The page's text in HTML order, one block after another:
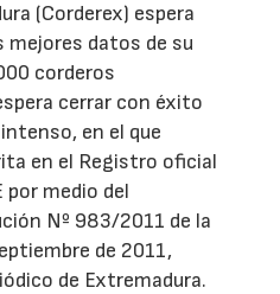
(Corderex) espera
mejores datos de su
corderos
cerrar con éxito
en el que
en el Registro oficial
por medio del
Nº 983/2011 de la
de 2011,
de Extremadura.